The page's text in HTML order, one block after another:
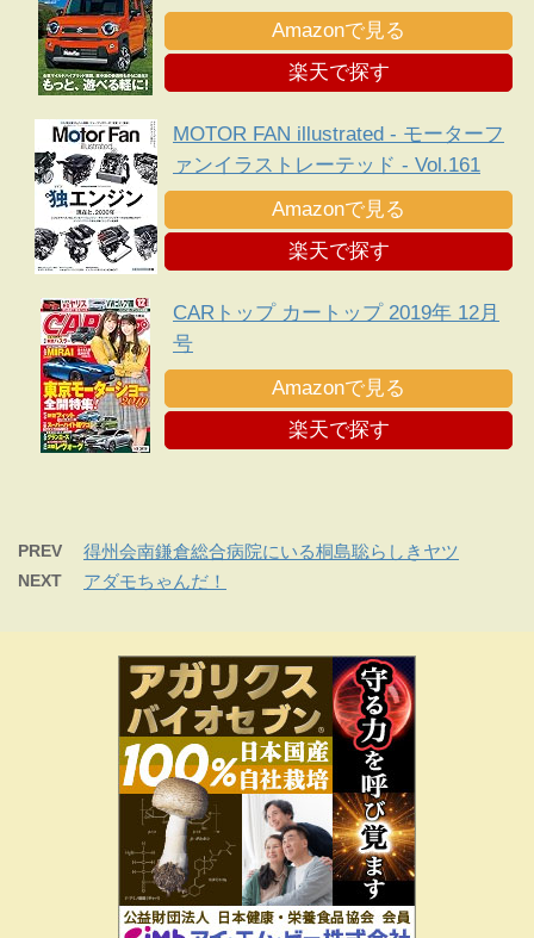
Amazonで見る
楽天で探す
MOTOR FAN illustrated - モーターフ
ァンイラストレーテッド - Vol.161
Amazonで見る
楽天で探す
CARトップ カートップ 2019年 12月
号
Amazonで見る
楽天で探す
PREV 得州会南鎌倉総合病院にいる桐島聡らしきヤツ
NEXT アダモちゃんだ！